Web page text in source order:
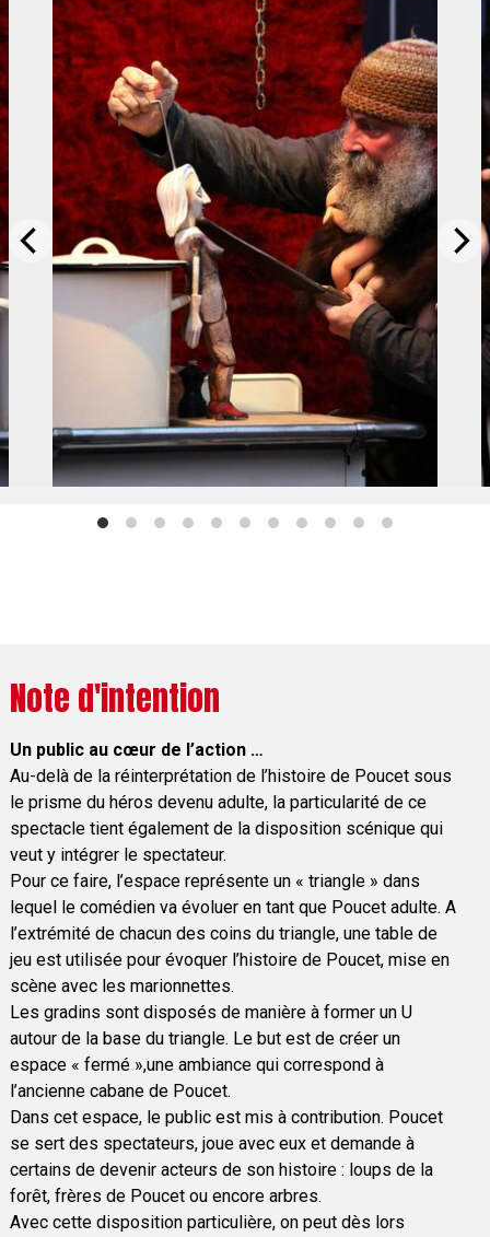
Note d'intention
Un public au cœur de l’action …
Au-delà de la réinterprétation de l’histoire de Poucet sous
le prisme du héros devenu adulte, la particularité de ce
spectacle tient également de la disposition scénique qui
veut y intégrer le spectateur.
Pour ce faire, l’espace représente un « triangle » dans
lequel le comédien va évoluer en tant que Poucet adulte. A
l’extrémité de chacun des coins du triangle, une table de
jeu est utilisée pour évoquer l’histoire de Poucet, mise en
scène avec les marionnettes.
Les gradins sont disposés de manière à former un U
autour de la base du triangle. Le but est de créer un
espace « fermé »,une ambiance qui correspond à
l’ancienne cabane de Poucet.
Dans cet espace, le public est mis à contribution. Poucet
se sert des spectateurs, joue avec eux et demande à
certains de devenir acteurs de son histoire : loups de la
forêt, frères de Poucet ou encore arbres.
Avec cette disposition particulière, on peut dès lors